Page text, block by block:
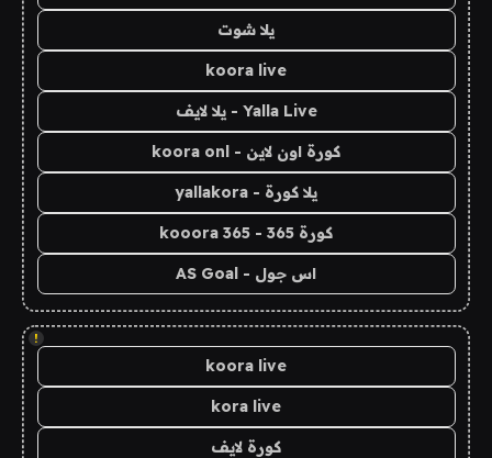
يلا شوت
koora live
Yalla Live - يلا لايف
كورة اون لاين - koora onl
يلا كورة - yallakora
كورة 365 - kooora 365
اس جول - AS Goal
!
koora live
kora live
كورة لايف